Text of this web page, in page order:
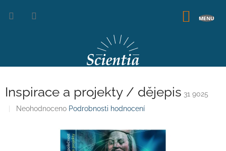
Inspirace a projekty / dějepis 31 9025
Průměrné
Neohodnoceno Podrobnosti hodnocení